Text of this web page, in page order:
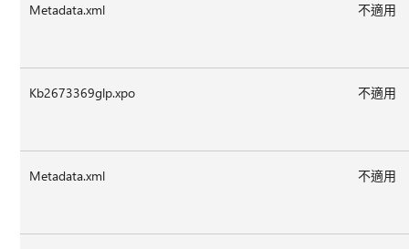
Metadata.xml 不適用
Kb2673369glp.xpo 不適用
Metadata.xml 不適用